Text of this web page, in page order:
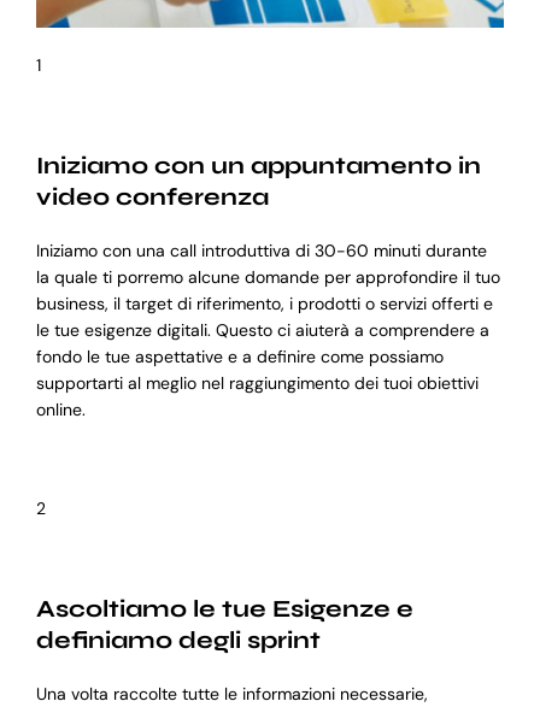
1
Iniziamo con un appuntamento in
video conferenza
Iniziamo con una call introduttiva di 30-60 minuti durante
la quale ti porremo alcune domande per approfondire il tuo
business, il target di riferimento, i prodotti o servizi offerti e
le tue esigenze digitali. Questo ci aiuterà a comprendere a
fondo le tue aspettative e a definire come possiamo
supportarti al meglio nel raggiungimento dei tuoi obiettivi
online.
2
Ascoltiamo le tue Esigenze e
definiamo degli sprint
Una volta raccolte tutte le informazioni necessarie,